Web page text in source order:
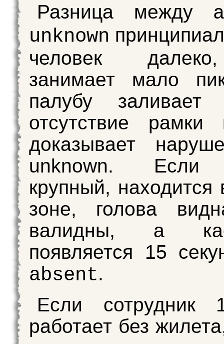
Разница между
unknown
человек
занимает мало
палубу
отсутствие рамки
доказывает
unknown. Если
крупный, находится
зоне, голова
валидны, а
появляется 15
absent.
Если сотрудник
работает без